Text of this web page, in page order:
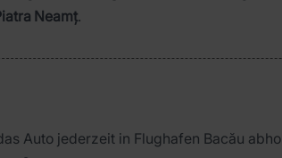
Neamț.
Auto jederzeit in Flughafen Bacău